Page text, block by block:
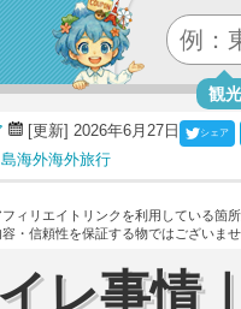
観
[更新] 2026年6月27日 シェア
海外海外旅行
ィリエイトリンクを利用している箇
・信頼性を保証する物ではございませ
レ事情